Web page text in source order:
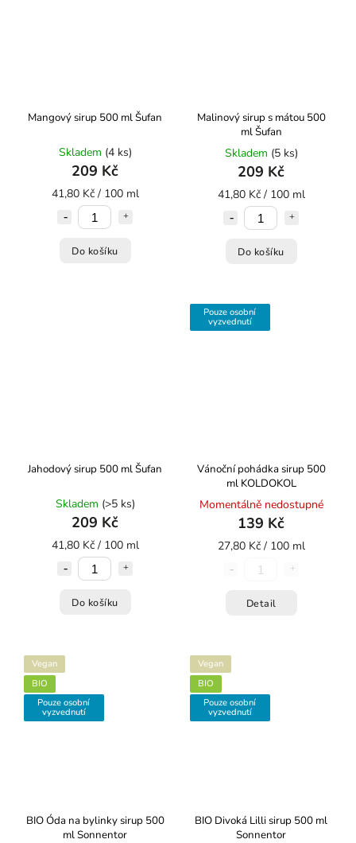
Mangový sirup 500 ml Šufan
Skladem (4 ks)
209 Kč
41,80 Kč / 100 ml
Do košíku
Malinový sirup s mátou 500
ml Šufan
Skladem (5 ks)
209 Kč
41,80 Kč / 100 ml
Do košíku
Jahodový sirup 500 ml Šufan
Skladem (>5 ks)
209 Kč
41,80 Kč / 100 ml
Do košíku
Pouze osobní
vyzvednutí
Vánoční pohádka sirup 500
ml KOLDOKOL
Momentálně nedostupné
139 Kč
27,80 Kč / 100 ml
Detail
Vegan
BIO
Pouze osobní
vyzvednutí
BIO Óda na bylinky sirup 500
ml Sonnentor
Vegan
BIO
Pouze osobní
vyzvednutí
BIO Divoká Lilli sirup 500 ml
Sonnentor